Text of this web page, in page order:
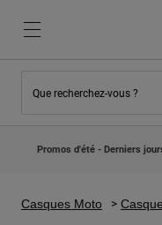
Nouveautés
Casques Motocross
Nouveautés
Lifestyle
Que recherchez-vous ?
Promos d'été - Derniers
Casques Moto